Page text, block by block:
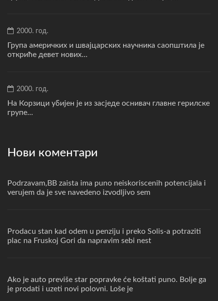
2000. год.
Група америчких и швајцарских научника саопштила је
откриће девет нових...
2000. год.
На Корзици убијен је из засједе оснивач главне герилске
групе...
Нови коментари
Podrzavam,BB zaista ima puno neiskoriscenih potencijala i
verujem da je sve navedeno izvodljivo sem
Prodacu stan kad odem u penziju i preko Solis-a potraziti
plac na Fruskoj Gori da napravim sebi nest
Ako je auto previše star popravke će koštati puno. Bolje ga
je prodati i uzeti novi polovni. Loše je